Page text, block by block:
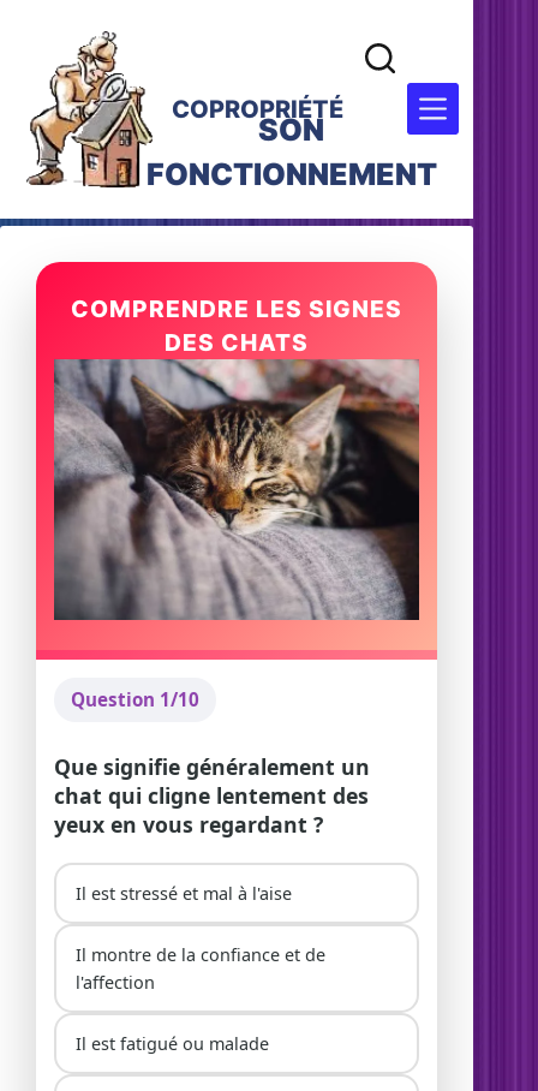
COPROPRIÉTÉ
SON
FONCTIONNEMENT
COMPRENDRE LES SIGNES
DES CHATS
Question 1/10
Que signifie généralement un
chat qui cligne lentement des
yeux en vous regardant ?
Il est stressé et mal à l'aise
Il montre de la confiance et de
l'affection
Il est fatigué ou malade